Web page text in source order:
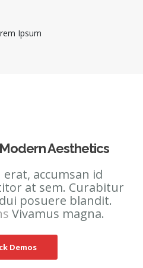
Ipsum
Aesthetics
accumsan id
at sem. Curabitur
posuere blandit.
Vivamus magna.
Demos